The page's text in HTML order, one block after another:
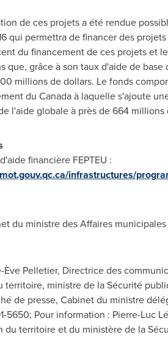
de ces projets a été rendue
qui permettra de financer des
du financement de ces projets et
que, grâce à son taux d'aide de
millions de dollars. Le fonds
du Canadaà laquelle s'ajoute
l'aide globale à près de 664
financière FEPTEU :
infrastructures/
du ministre des Affaires
Ève Pelletier, Directrice des
territoire, ministre de la Sécurité
de presse, Cabinet du ministre
5650; Pour information : Pierre-Luc
du territoire et du ministère de la